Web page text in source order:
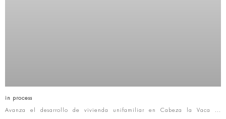
in process
Avanza el desarrollo de vivienda unifamiliar en Cabeza la Vaca